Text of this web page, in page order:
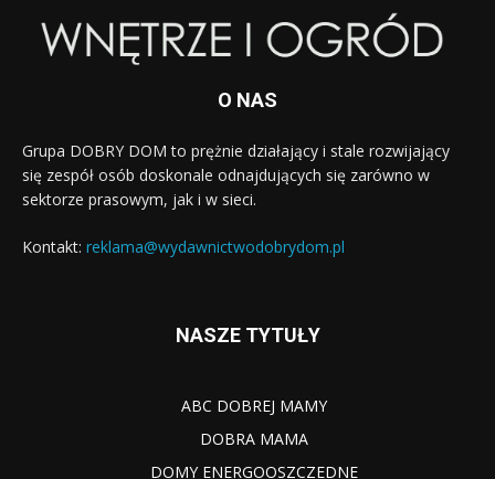
O NAS
Grupa DOBRY DOM to prężnie działający i stale rozwijający
się zespół osób doskonale odnajdujących się zarówno w
sektorze prasowym, jak i w sieci.
Kontakt: reklama@wydawnictwodobrydom.pl
NASZE TYTUŁY
ABC DOBREJ MAMY
DOBRA MAMA
DOMY ENERGOOSZCZEDNE